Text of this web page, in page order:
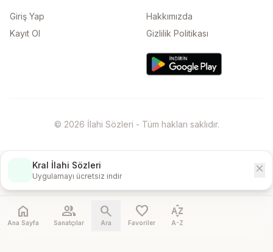
Giriş Yap
Kayıt Ol
Hakkımızda
Gizlilik Politikası
© 2026 İlahi Sözleri - Tüm hakları saklıdır.
Kral İlahi Sözleri
Uygulamayı ücretsiz indir
close
home
Ana Sayfa
people
Sanatçılar
search
Ara
favorite
Favoriler
sort_by_alpha
A-Z